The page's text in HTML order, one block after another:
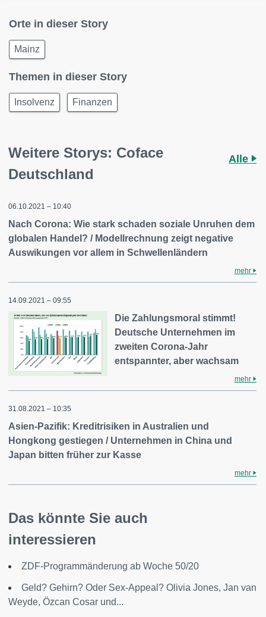
Orte in dieser Story
Mainz
Themen in dieser Story
Insolvenz Finanzen
Weitere Storys: Coface
Deutschland
Alle
06.10.2021 – 10:40
Nach Corona: Wie stark schaden soziale Unruhen dem
globalen Handel? / Modellrechnung zeigt negative
Auswikungen vor allem in Schwellenländern
mehr
14.09.2021 – 09:55
Die Zahlungsmoral stimmt!
Deutsche Unternehmen im
zweiten Corona-Jahr
entspannter, aber wachsam
mehr
31.08.2021 – 10:35
Asien-Pazifik: Kreditrisiken in Australien und
Hongkong gestiegen / Unternehmen in China und
Japan bitten früher zur Kasse
mehr
Das könnte Sie auch
interessieren
ZDF-Programmänderung ab Woche 50/20
Geld? Gehirn? Oder Sex-Appeal? Olivia Jones, Jan van
Weyde, Özcan Cosar und...